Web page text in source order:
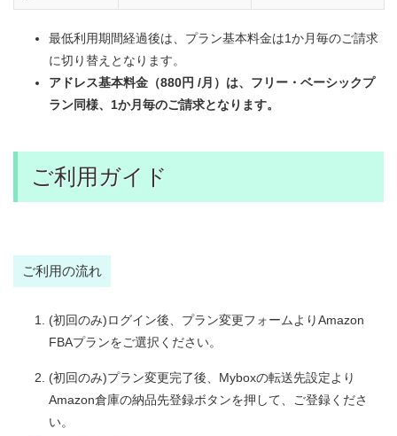
最低利用期間経過後は、プラン基本料金は1か月毎のご請求
に切り替えとなります。
アドレス基本料金（880円 /月）は、フリー・ベーシックプ
ラン同様、1か月毎のご請求となります。
ご利用ガイド
ご利用の流れ
(初回のみ)ログイン後、プラン変更フォームよりAmazon
FBAプランをご選択ください。
(初回のみ)プラン変更完了後、Myboxの転送先設定より
Amazon倉庫の納品先登録ボタンを押して、ご登録くださ
い。